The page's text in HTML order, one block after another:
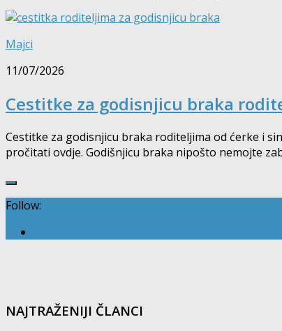
Majci
11/07/2026
Cestitke za godisnjicu braka
Cestitke za godisnjicu braka roditeljima od ćerke i
pročitati ovdje. Godišnjicu braka nipošto nemojte
Follow:
NAJTRAŽENIJI ČLANCI